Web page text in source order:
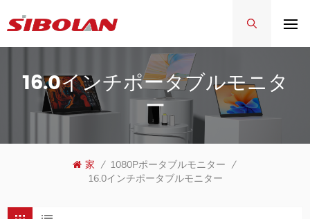
16.0インチポータブルモニタ
ー
家 / 1080Pポータブルモニター /
16.0インチポータブルモニター